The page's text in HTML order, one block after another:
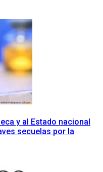
y al Estado nacional
secuelas por la